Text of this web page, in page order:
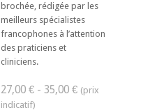
brochée, rédigée par les
meilleurs spécialistes
francophones à l’attention
des praticiens et
cliniciens.
27,00 € - 35,00 €